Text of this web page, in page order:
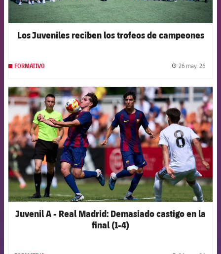
Los Juveniles reciben los trofeos de campeones
FORMATIVO 26 may. 26
FCB Barcelona badge
Juvenil A - Real Madrid: Demasiado castigo en la
final (1-4)